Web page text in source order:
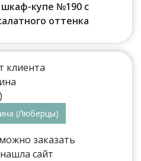
шкаф-купе №190 с
оттенка
(Люберцы)
заказать
сайт